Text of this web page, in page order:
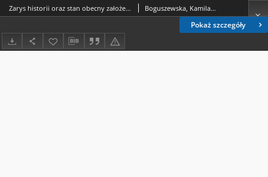
Pokaż szczegóły
Zarys historii oraz stan obecny założenia pałacowo-parkowego w Różance i Adampolu – ocalonego od zapomnienia świadectwa linii włodawskiej Ordynacji Zamoyskich Boguszewska, Kamila Lucyna; Boguszewska, Madalena